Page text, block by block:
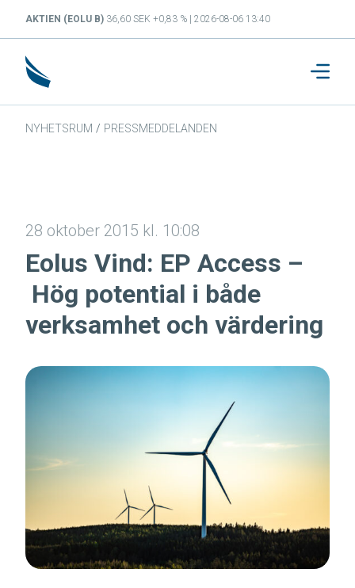
AKTIEN (EOLU B) 36,60 SEK +0,83 % | 2026-08-06 13:40
NYHETSRUM / PRESSMEDDELANDEN
28 oktober 2015 kl. 10:08
Eolus Vind: EP Access –
Hög potential i både
verksamhet och värdering